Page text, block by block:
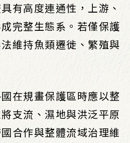
有高度連通性，上游、
完整生態系。若僅保護
維持魚類遷徙、繁殖與
在規畫保護區時應以整
支流、濕地與洪泛平原
合作與整體流域治理維